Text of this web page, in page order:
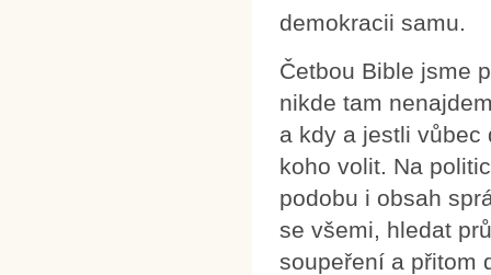
demokracii samu.
Četbou Bible jsme
nikde tam
a kdy a jestli vůbec
koho volit. Na
podobu i obsah
se všemi, hledat
soupeření a přitom